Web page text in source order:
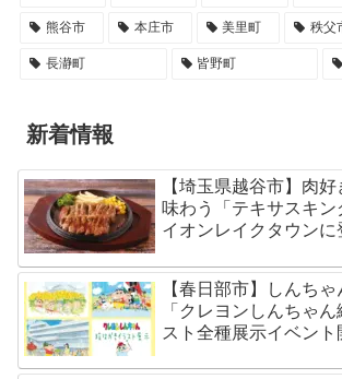
熊谷市 本庄市 美里町 秩父
長瀞町 皆野町
新着情報
【埼玉県越谷市】肉
味わう「テキサスキ
イオンレイクタウンに
【春日部市】しんちゃ
「クレヨンしんちゃ
スト全種展示イベント